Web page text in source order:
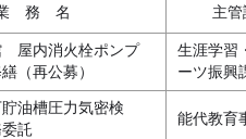
務 名 主管
屋内消火栓ポンプ
（再公募）
生涯学習
ーツ振興
油槽圧力気密検
託
能代教育